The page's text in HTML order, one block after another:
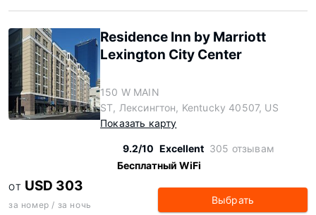
Residence Inn by Marriott
Lexington City Center
150 W MAIN
ST, Лексингтон, Kentucky 40507, US
Показать карту
9.2/10 Excellent 305 отзывам
Бесплатный WiFi
ОТ USD 303
за номер / за ночь Выбрать